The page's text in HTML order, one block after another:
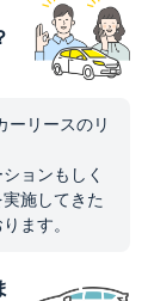
ーリースのリ
ョンもしく
施してきた
ます。